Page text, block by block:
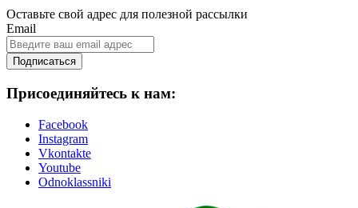
Оставьте свой адрес для полезной рассылки
Email
Подписаться
Присоединяйтесь к нам:
Facebook
Instagram
Vkontakte
Youtube
Odnoklassniki